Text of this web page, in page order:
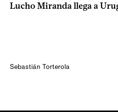
Lucho Miranda llega a
Sebastián Torterola